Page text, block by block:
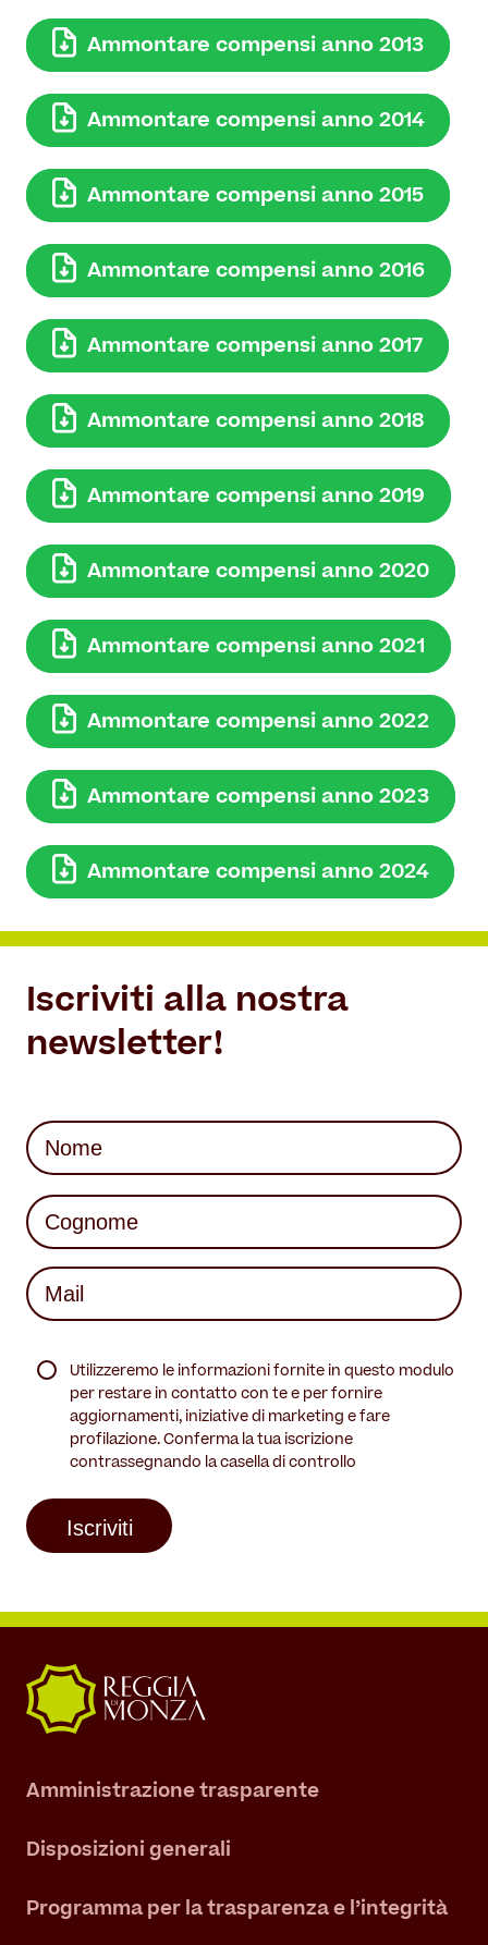
Museo per tutti
Land Art
Le Stagioni del Parco
Enti ospitati
Dove mangiare
Servizi
Accessibilità
Il Consorzio
Chi siamo
Notizie
Accordo di programma
Gestione della Reggia
Amministrazione trasparente
Contatti
Masterplan
Overview
Location film
Villa Reale
Parco
Orangerie
Sving
Ammontare compensi anno 2013
Ammontare compensi anno 2014
Ammontare compensi anno 2015
Ammontare compensi anno 2016
Ammontare compensi anno 2017
Ammontare compensi anno 2018
Ammontare compensi anno 2019
Ammontare compensi anno 2020
Ammontare compensi anno 2021
Ammontare compensi anno 2022
Ammontare compensi anno 2023
Ammontare compensi anno 2024
Iscriviti alla nostra
newsletter!
Nome
(Required)
Last
Mail
(Required)
Utilizzeremo le informazioni fornite in questo modulo
per restare in contatto con te e per fornire
aggiornamenti, iniziative di marketing e fare
profilazione. Conferma la tua iscrizione
contrassegnando la casella di controllo
Amministrazione trasparente
Disposizioni generali
Programma per la trasparenza e l’integrità